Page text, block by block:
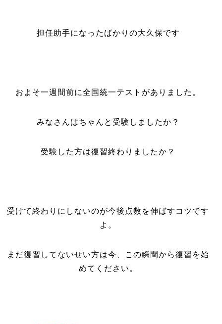
担任助手になったばかりの大久保です
およそ一週間前に全国統一テストがありました。
みなさんはちゃんと受験しましたか？
受験した方は復習終わりましたか？
受けて終わりにしないのが今後点数を伸ばすコツです
よ。
まだ復習してないせい方は今、この瞬間から復習を始
めてください。